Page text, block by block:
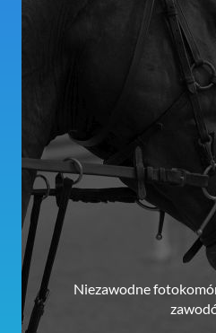
Niezawodne